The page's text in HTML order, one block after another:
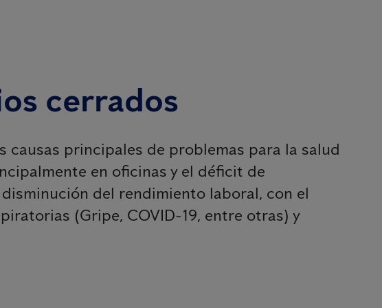
cerrados
principales de problemas para la salud
en oficinas y el déficit de
del rendimiento laboral, con el
(Gripe, COVID-19, entre otras) y